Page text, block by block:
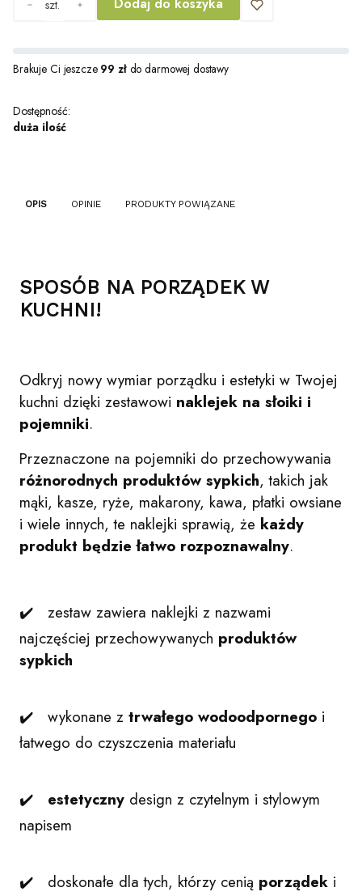
szt.
Dodaj do koszyka
Brakuje Ci jeszcze 99 złdo darmowej dostawy
Dostępność:
duża ilość
OPIS OPINIE PRODUKTY POWIĄZANE
SPOSÓB NA PORZĄDEK W
KUCHNI!
Odkryj nowy wymiar porządku i estetyki w Twojej
kuchni dzięki zestawowi naklejek na słoiki i
pojemniki.
Przeznaczone na pojemniki do przechowywania
różnorodnych produktów sypkich, takich jak
mąki, kasze, ryże, makarony, kawa, płatki owsiane
i wiele innych, te naklejki sprawią, że każdy
produkt będzie łatwo rozpoznawalny.
✔️ zestaw zawiera naklejki z nazwami
najczęściej przechowywanych produktów
sypkich
✔️ wykonane z trwałego wodoodpornego i
łatwego do czyszczenia materiału
✔️ estetyczny design z czytelnym i stylowym
napisem
✔️ doskonałe dla tych, którzy cenią porządek i